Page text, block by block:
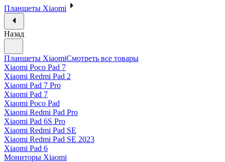
Планшеты Xiaomi
Назад
Планшеты XiaomiСмотреть все товары
Xiaomi Poco Pad 7
Xiaomi Redmi Pad 2
Xiaomi Pad 7 Pro
Xiaomi Pad 7
Xiaomi Poco Pad
Xiaomi Redmi Pad Pro
Xiaomi Pad 6S Pro
Xiaomi Redmi Pad SE
Xiaomi Redmi Pad SE 2023
Xiaomi Pad 6
Мониторы Xiaomi